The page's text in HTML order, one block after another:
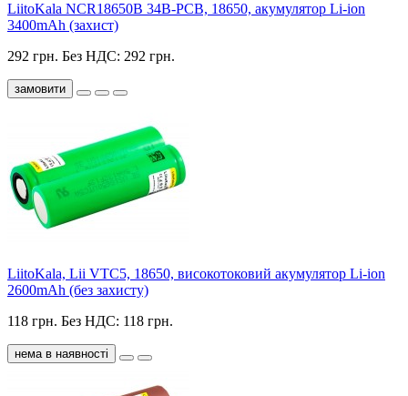
LiitoKala NCR18650B 34B-PCB, 18650, акумулятор Li-ion
3400mAh (захист)
292 грн. Без НДС: 292 грн.
замовити
LiitoKala, Lii VTC5, 18650, високотоковий акумулятор Li-ion
2600mAh (без захисту)
118 грн. Без НДС: 118 грн.
нема в наявності